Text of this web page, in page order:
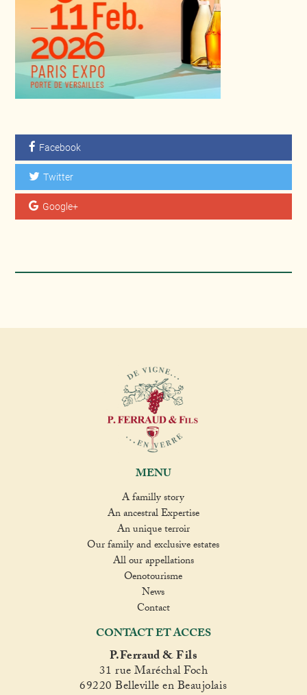
Facebook
Twitter
Google+
MENU
A familly story
An ancestral Expertise
An unique terroir
Our family and exclusive estates
All our appellations
Oenotourisme
News
Contact
CONTACT ET ACCES
P.Ferraud & Fils
31 rue Maréchal Foch
69220 Belleville en Beaujolais